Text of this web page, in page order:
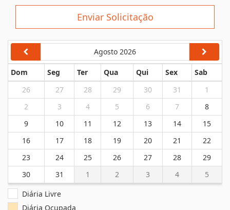
Enviar Solicitação
Agosto 2026
Dom Seg Ter Qua Qui Sex
Sab
26
27 28 29 30 31
1
2
3 4 5 6 7
8
9
10 11 12 13 14
15
16
17 18 19 20 21
22
23
24 25 26 27 28
29
30
31 1 2 3 4
5
Diária Livre
Diária Ocupada